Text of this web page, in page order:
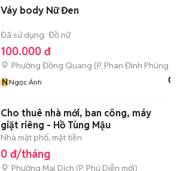
Váy body Nữ Đen
Đã sử dụng Đồ nữ
100.000 đ
Phường Đồng Quang (P. Phan Đình Phùng
NNgọc Ánh
Cho thuê nhà mới, ban công, máy
giặt riêng - Hồ Tùng Mậu
Nhà mặt phố, mặt tiền
0 đ/tháng
Phường Mai Dịch (P. Phú Diễn mới)